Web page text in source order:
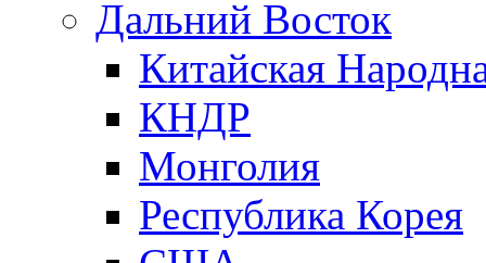
Дальний Восток
Китайская
КНДР
Монголия
Республика Корея